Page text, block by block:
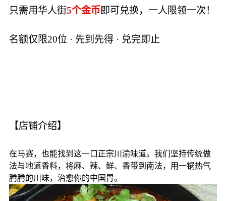
只需用华人街5个金币即可兑换，一人限领一次！
名额仅限20位 · 先到先得 · 兑完即止
【店铺介绍】
在马赛，也能找到这一口正宗川渝味道。我们坚持传统做
法与地道香料，将麻、辣、鲜、香带到南法，用一锅热气
腾腾的川味，治愈你的中国胃。